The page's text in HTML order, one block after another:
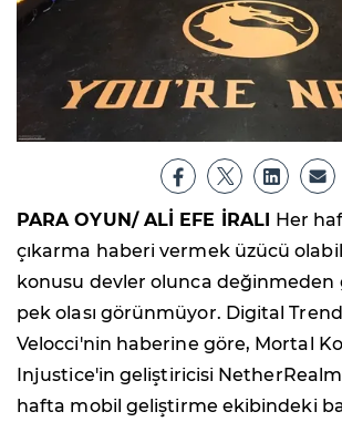
PARA OYUN/ ALİ EFE İRALI Her
çıkarma haberi vermek üzücü
konusu devler olunca değinmeden
pek olası görünmüyor. Digital
Velocci'nin haberine göre, Mortal
Injustice'in geliştiricisi
hafta mobil geliştirme ekibindeki